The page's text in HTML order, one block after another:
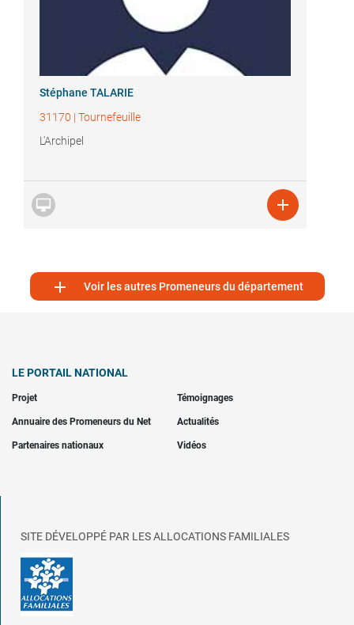
Stéphane TALARIE
31170 | Tournefeuille
L'Archipel
 
 Voir les autres Promeneurs du département
LE PORTAIL NATIONAL
Projet Témoignages
Annuaire des Promeneurs du Net Actualités
Partenaires nationaux Vidéos
SITE DÉVELOPPÉ PAR LES ALLOCATIONS FAMILIALES